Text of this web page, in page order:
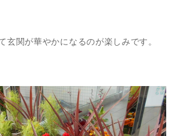
玄関が華やかになるのが楽しみです。